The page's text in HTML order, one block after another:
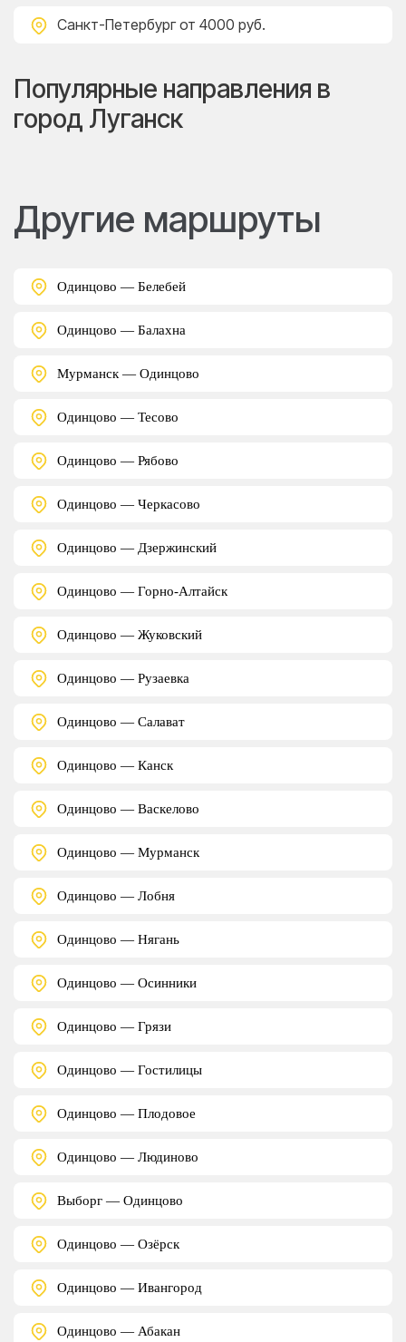
Санкт-Петербург от 4000 руб.
Популярные направления в
город Луганск
Другие маршруты
Одинцово — Белебей
Одинцово — Балахна
Мурманск — Одинцово
Одинцово — Тесово
Одинцово — Рябово
Одинцово — Черкасово
Одинцово — Дзержинский
Одинцово — Горно-Алтайск
Одинцово — Жуковский
Одинцово — Рузаевка
Одинцово — Салават
Одинцово — Канск
Одинцово — Васкелово
Одинцово — Мурманск
Одинцово — Лобня
Одинцово — Нягань
Одинцово — Осинники
Одинцово — Грязи
Одинцово — Гостилицы
Одинцово — Плодовое
Одинцово — Людиново
Выборг — Одинцово
Одинцово — Озёрск
Одинцово — Ивангород
Одинцово — Абакан